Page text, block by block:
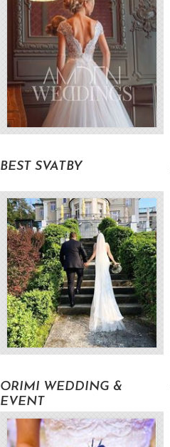
Volat pro zjištění ceny
BEST SVATBY
Volat pro zjištění ceny
ORIMI WEDDING &
EVENT